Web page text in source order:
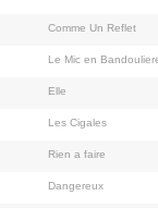
Comme Un Reflet
Le Mic en
Elle
Les Cigales
Rien a faire
Dangereux